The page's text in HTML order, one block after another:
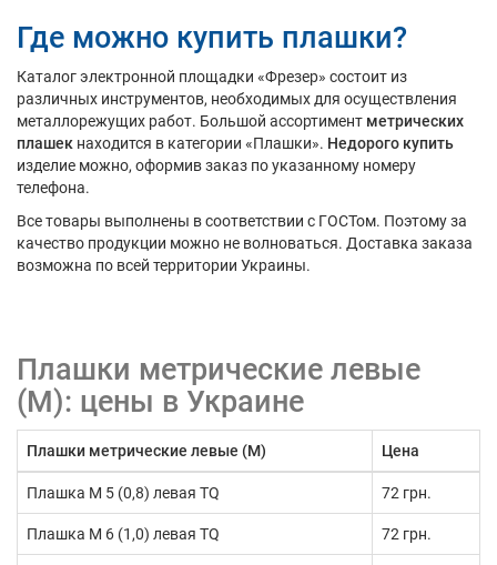
Где можно купить плашки?
Каталог электронной площадки «Фрезер» состоит из
различных инструментов, необходимых для осуществления
металлорежущих работ. Большой ассортимент метрических
плашек находится в категории «Плашки». Недорого купить
изделие можно, оформив заказ по указанному номеру
телефона.
Все товары выполнены в соответствии с ГОСТом. Поэтому за
качество продукции можно не волноваться. Доставка заказа
возможна по всей территории Украины.
Плашки метрические левые
(М): цены в Украине
Плашки метрические левые (М) Цена
Плашка М 5 (0,8) левая TQ 72 грн.
Плашка М 6 (1,0) левая TQ 72 грн.